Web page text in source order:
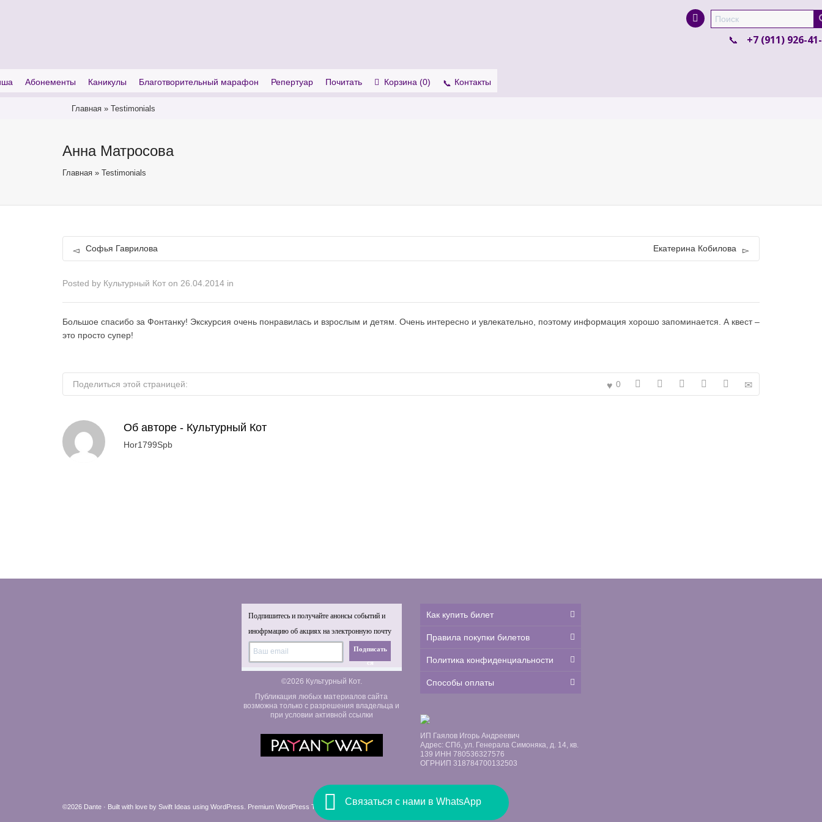
+7 (911) 926-
Абонементы Каникулы Благотворительный марафон Репертуар Почитать Корзина (0) Контакты
Главная » Testimonials
Связаться с нами в WhatsApp
Анна Матросова
Главная » Testimonials
Софья Гаврилова Екатерина Кобилова
Posted by Культурный Кот on 26.04.2014 in
Большое спасибо за Фонтанку! Экскурсия очень понравилась и взрослым и детям. Очень интересно и увлекательно, поэтому информация хорошо запоминается. А квест –
это просто супер!
Поделиться этой страницей: 0
Об авторе - Культурный Кот
Hor1799Spb
Подпишитесь и получайте анонсы событий и
инофрмацию об акциях на электронную почту
Подписать
ся
©2026 Культурный Кот.
Публикация любых материалов сайта
возможна только с разрешения владельца и
при условии активной ссылки
Как купить билет
Правила покупки билетов
Политика конфиденциальности
Способы оплаты
ИП Гаялов Игорь Андреевич
Адрес: СПб, ул. Генерала Симоняка, д. 14, кв.
139 ИНН 780536327576
ОГРНИП 318784700132503
©2026 Dante · Built with love by Swift Ideas using WordPress Premium WordPress Themes by Swift Ideas